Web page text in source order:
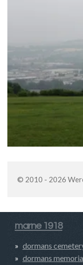
© 2010 - 2026
marne 1918
dormans
dormans